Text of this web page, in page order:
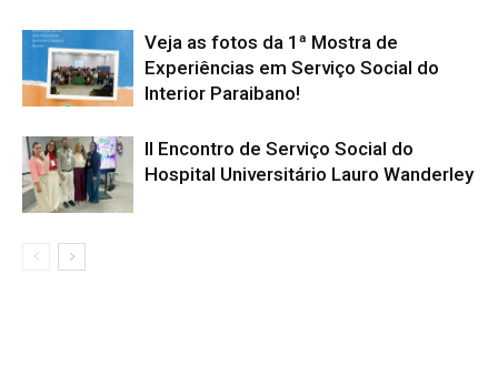
Veja as fotos da 1ª Mostra de
Experiências em Serviço Social do
Interior Paraibano!
II Encontro de Serviço Social do
Hospital Universitário Lauro Wanderley